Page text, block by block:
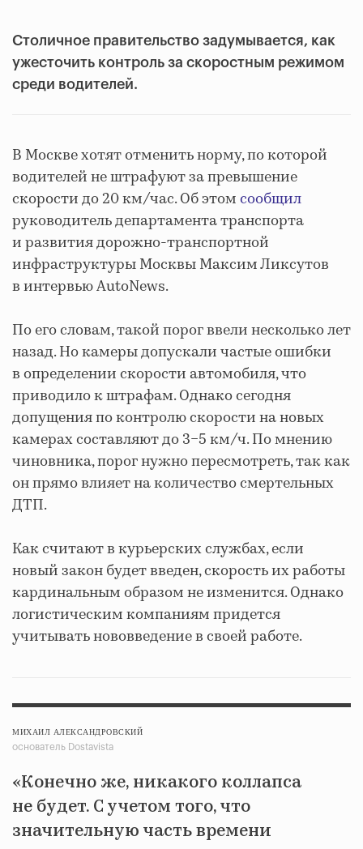
Столичное правительство задумывается, как
ужесточить контроль за скоростным режимом
среди водителей.
В Москве хотят отменить норму, по которой
водителей не штрафуют за превышение
скорости до 20 км/час. Об этомсообщил
руководитель департамента транспорта
и развития дорожно-транспортной
инфраструктуры Москвы Максим Ликсутов
в интервью AutoNews.
По его словам, такой порог ввели несколько лет
назад. Но камеры допускали частые ошибки
в определении скорости автомобиля, что
приводило к штрафам. Однако сегодня
допущения по контролю скорости на новых
камерах составляют до 3−5 км/ч. По мнению
чиновника, порог нужно пересмотреть, так как
он прямо влияет на количество смертельных
ДТП.
Как считают в курьерских службах, если
новый закон будет введен, скорость их работы
кардинальным образом не изменится. Однако
логистическим компаниям придется
учитывать нововведение в своей работе.
МИХАИЛ АЛЕКСАНДРОВСКИЙ
основатель Dostavista
«Конечно же, никакого коллапса
не будет. С учетом того, что
значительную часть времени